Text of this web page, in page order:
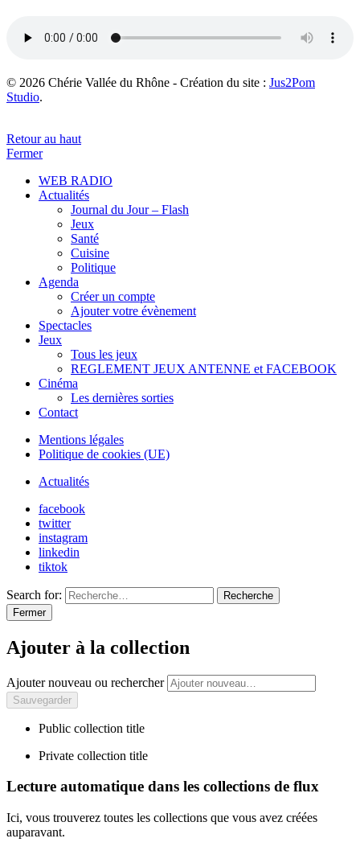
© 2026 Chérie Vallée du Rhône - Création du site : Jus2Pom
Studio.
Retour au haut
Fermer
WEB RADIO
Actualités
Journal du Jour – Flash
Jeux
Santé
Cuisine
Politique
Agenda
Créer un compte
Ajouter votre évènement
Spectacles
Jeux
Tous les jeux
REGLEMENT JEUX ANTENNE et FACEBOOK
Cinéma
Les dernières sorties
Contact
Mentions légales
Politique de cookies (UE)
Actualités
facebook
twitter
instagram
linkedin
tiktok
Search for:
Recherche
Fermer
Ajouter à la collection
Ajouter nouveau ou rechercher
Public collection title
Private collection title
Lecture automatique dans les collections de flux
Ici, vous trouverez toutes les collections que vous avez créées
auparavant.